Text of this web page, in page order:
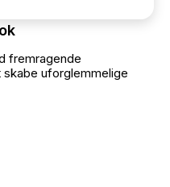
fremragende
uforglemmelige